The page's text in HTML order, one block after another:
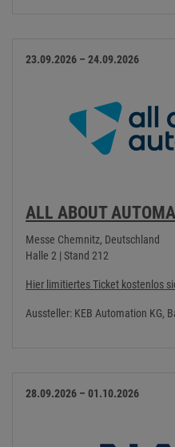
23.09.2026 – 24.09.2026
ALL ABOUT
Messe Chemnitz, Deutschland
Halle 2 | Stand 212
Hier limitiertes Ticket kostenlos
Aussteller: KEB Automation KG,
28.09.2026 – 01.10.2026